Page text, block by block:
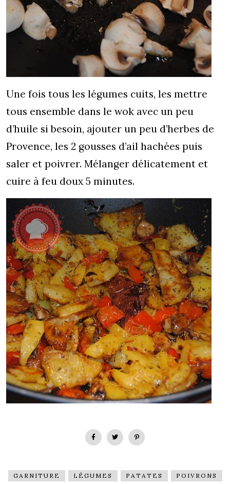
Une fois tous les légumes cuits, les mettre
tous ensemble dans le wok avec un peu
d’huile si besoin, ajouter un peu d’herbes de
Provence, les 2 gousses d’ail hachées puis
saler et poivrer. Mélanger délicatement et
cuire à feu doux 5 minutes.
GARNITURE LÉGUMES PATATES POIVRONS